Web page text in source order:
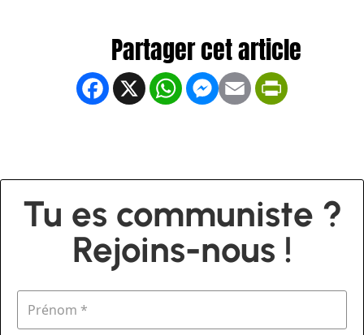
Facebook
X WhatsApp
Messenger
Email
Tu es communiste ?
Rejoins-nous !